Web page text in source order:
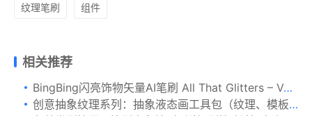
纹理笔刷 组件
相关推荐
BingBing闪亮饰物矢量AI笔刷 All That Glitters – Vector Brushes
创意抽象纹理系列：抽象液态画工具包（纹理、模板、笔刷&教材）Abstract Paint Toolbox [3.12GB]